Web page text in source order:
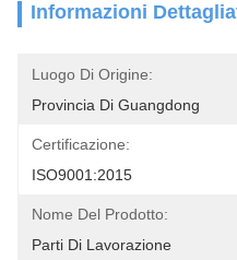
Informazioni
Luogo Di Origine:
Provincia Di Guangdong
Certificazione:
ISO9001:2015
Nome Del Prodotto:
Parti Di Lavorazione